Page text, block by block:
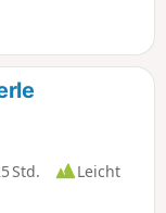
an
eine
Schilder in
hin, die
2024
Ihren Besuch
Std.
Leicht